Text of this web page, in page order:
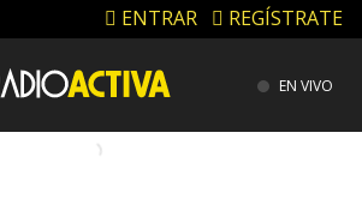
ENTRAR REGÍSTRATE
EN VIVO